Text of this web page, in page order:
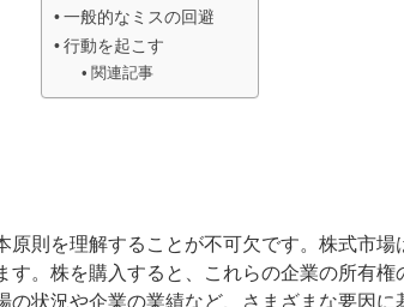
一般的なミスの回避
行動を起こす
関連記事
則を理解することが不可欠です。株式市場
。株を購入すると、これらの企業の所有権
状況や企業の業績など、さまざまな要因に